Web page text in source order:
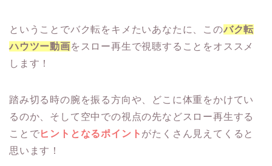
ということでバク転をキメたいあなたに、このバク転
ハウツー動画をスロー再生で視聴することをオススメ
します！
踏み切る時の腕を振る方向や、どこに体重をかけてい
るのか、そして空中での視点の先などスロー再生する
ことでヒントとなるポイント がたくさん見えてくると
思います！